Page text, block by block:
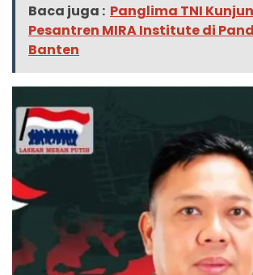
Baca juga : Panglima TNI
Pesantren MIRA Institute di
Banten